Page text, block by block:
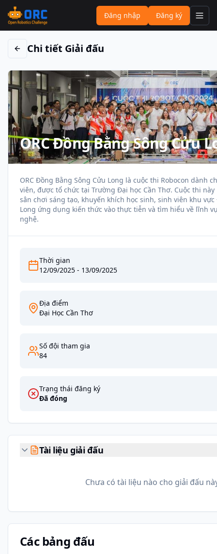
Đăng nhập Đăng ký
Chi tiết Giải đấu
ORC Đồng Bằng Sông Cửu
ORC Đồng Bằng Sông Cửu Long là cuộc thi Robocon dành
viên, được tổ chức tại Trường Đại học Cần Thơ. Cuộc thi
sân chơi sáng tạo, khuyến khích học sinh, sinh viên khu
Long ứng dụng kiến thức vào thực tiễn và tìm hiểu về lĩnh
nghệ.
Thời gian
12/09/2025 - 13/09/2025
Địa điểm
Đại Học Cần Thơ
Số đội tham gia
84
Trạng thái đăng ký
Đã đóng
Tài liệu giải đấu
Chưa có tài liệu nào cho giải đấu
Các bảng đấu